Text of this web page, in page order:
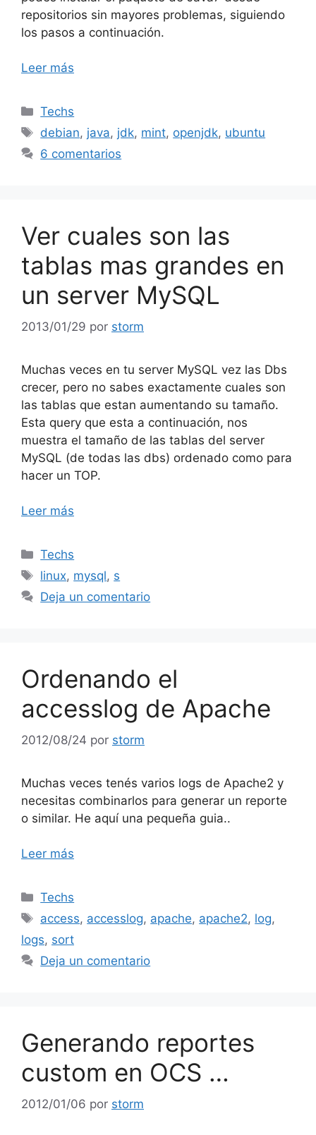
repositorios sin mayores problemas, siguiendo
los pasos a continuación.
Leer más
Categorías
Techs
Etiquetas
debian, java, jdk, mint, openjdk, ubuntu
6 comentarios
Ver cuales son las
tablas mas grandes en
un server MySQL
2013/01/29 por storm
Muchas veces en tu server MySQL vez las Dbs
crecer, pero no sabes exactamente cuales son
las tablas que estan aumentando su tamaño.
Esta query que esta a continuación, nos
muestra el tamaño de las tablas del server
MySQL (de todas las dbs) ordenado como para
hacer un TOP.
Leer más
Categorías
Techs
Etiquetas
linux, mysql, s
Deja un comentario
Ordenando el
accesslog de Apache
2012/08/24 por storm
Muchas veces tenés varios logs de Apache2 y
necesitas combinarlos para generar un reporte
o similar. He aquí una pequeña guia..
Leer más
Categorías
Techs
Etiquetas
access, accesslog, apache, apache2, log,
logs, sort
Deja un comentario
Generando reportes
custom en OCS …
2012/01/06 por storm